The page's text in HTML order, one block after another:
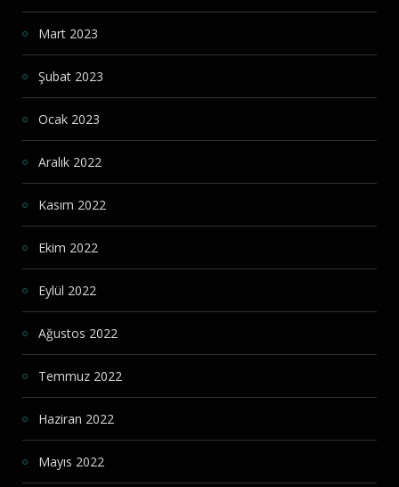
Mart 2023
Şubat 2023
Ocak 2023
Aralık 2022
Kasım 2022
Ekim 2022
Eylül 2022
Ağustos 2022
Temmuz 2022
Haziran 2022
Mayıs 2022